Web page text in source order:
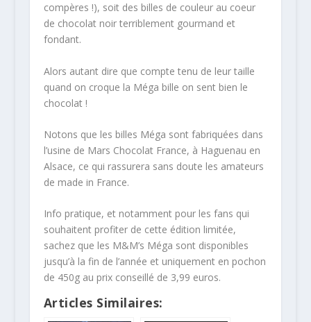
compères !), soit des billes de couleur au coeur
de chocolat noir terriblement gourmand et
fondant.
Alors autant dire que compte tenu de leur taille
quand on croque la Méga bille on sent bien le
chocolat !
Notons que les billes Méga sont fabriquées dans
l’usine de Mars Chocolat France, à Haguenau en
Alsace, ce qui rassurera sans doute les amateurs
de made in France.
Info pratique, et notamment pour les fans qui
souhaitent profiter de cette édition limitée,
sachez que les M&M’s Méga sont disponibles
jusqu’à la fin de l’année et uniquement en pochon
de 450g au prix conseillé de 3,99 euros.
Articles Similaires: